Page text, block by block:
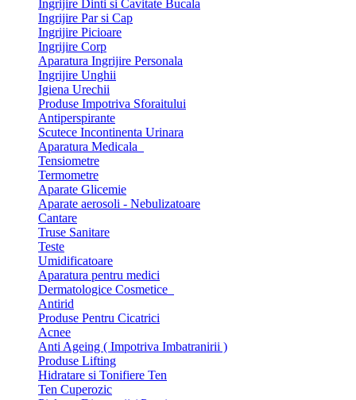
Ingrijire Dinti si Cavitate Bucala
Ingrijire Par si Cap
Ingrijire Picioare
Ingrijire Corp
Aparatura Ingrijire Personala
Ingrijire Unghii
Igiena Urechii
Produse Impotriva Sforaitului
Antiperspirante
Scutece Incontinenta Urinara
Aparatura Medicala
Tensiometre
Termometre
Aparate Glicemie
Aparate aerosoli - Nebulizatoare
Cantare
Truse Sanitare
Teste
Umidificatoare
Aparatura pentru medici
Dermatologice Cosmetice
Antirid
Produse Pentru Cicatrici
Acnee
Anti Ageing ( Impotriva Imbatranirii )
Produse Lifting
Hidratare si Tonifiere Ten
Ten Cuperozic